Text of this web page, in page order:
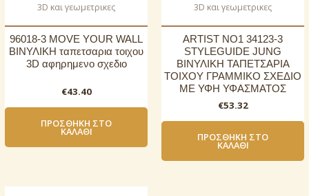
3D και γεωμετρικες
96018-3 MOVE YOUR WALL
ΒΙΝΥΛΙΚΗ ταπετσαρια τοιχου
3D αφηρημενο σχεδιο
€43.40
ΠΡΟΣΘΉΚΗ ΣΤΟ
ΚΑΛΆΘΙ
3D και γεωμετρικες
ARTIST NO1 34123-3
STYLEGUIDE JUNG
ΒΙΝΥΛΙΚΗ ΤΑΠΕΤΣΑΡΙΑ
ΤΟΙΧΟΥ ΓΡΑΜΜΙΚΟ ΣΧΕΔΙΟ
ΜΕ ΥΦΗ ΥΦΑΣΜΑΤΟΣ
€53.32
ΠΡΟΣΘΉΚΗ ΣΤΟ
ΚΑΛΆΘΙ